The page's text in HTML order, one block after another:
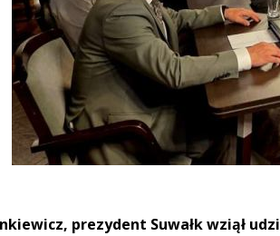
prezydent Suwałk wziął